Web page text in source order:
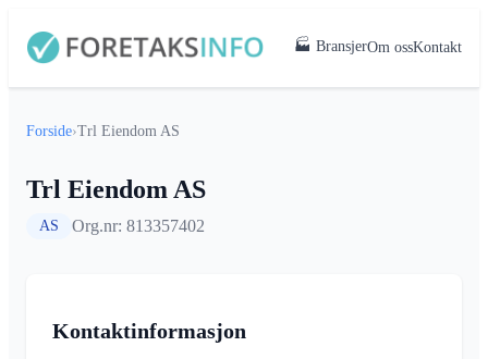
🏭 BransjerOm ossKontakt
Forside›Trl Eiendom AS
Trl Eiendom AS
AS Org.nr: 813357402
Kontaktinformasjon